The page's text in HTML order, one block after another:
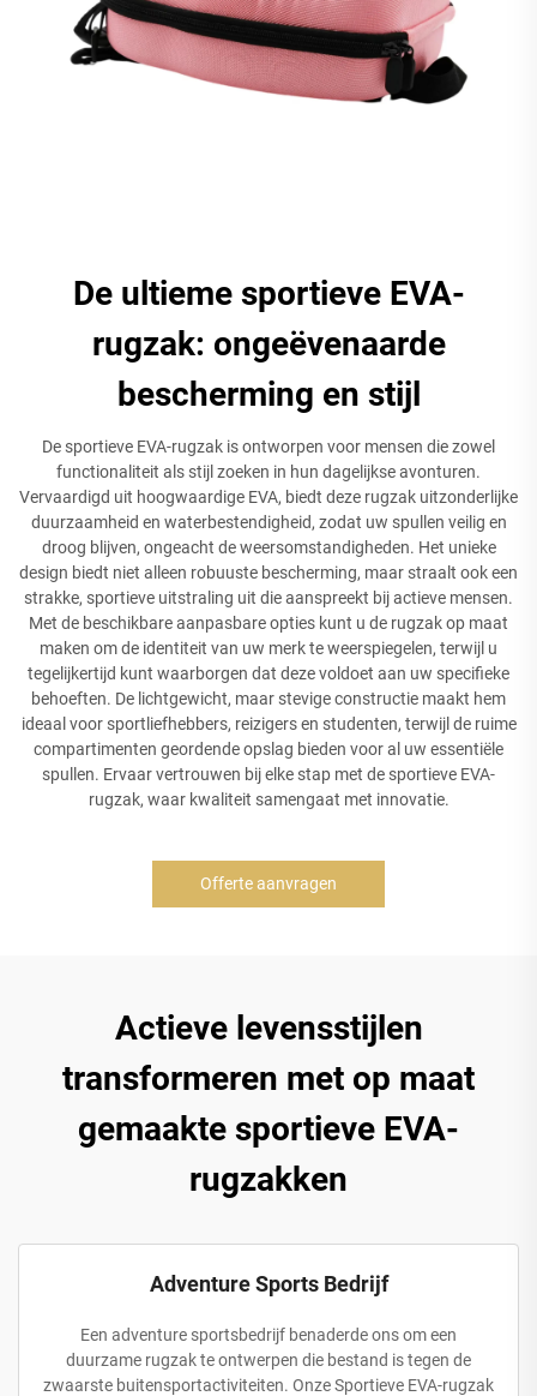
De ultieme sportieve EVA-
rugzak: ongeëvenaarde
bescherming en stijl
De sportieve EVA-rugzak is ontworpen voor mensen die zowel
functionaliteit als stijl zoeken in hun dagelijkse avonturen.
Vervaardigd uit hoogwaardige EVA, biedt deze rugzak uitzonderlijke
duurzaamheid en waterbestendigheid, zodat uw spullen veilig en
droog blijven, ongeacht de weersomstandigheden. Het unieke
design biedt niet alleen robuuste bescherming, maar straalt ook een
strakke, sportieve uitstraling uit die aanspreekt bij actieve mensen.
Met de beschikbare aanpasbare opties kunt u de rugzak op maat
maken om de identiteit van uw merk te weerspiegelen, terwijl u
tegelijkertijd kunt waarborgen dat deze voldoet aan uw specifieke
behoeften. De lichtgewicht, maar stevige constructie maakt hem
ideaal voor sportliefhebbers, reizigers en studenten, terwijl de ruime
compartimenten geordende opslag bieden voor al uw essentiële
spullen. Ervaar vertrouwen bij elke stap met de sportieve EVA-
rugzak, waar kwaliteit samengaat met innovatie.
Offerte aanvragen
Actieve levensstijlen
transformeren met op maat
gemaakte sportieve EVA-
rugzakken
Adventure Sports Bedrijf
Een adventure sportsbedrijf benaderde ons om een
duurzame rugzak te ontwerpen die bestand is tegen de
zwaarste buitensportactiviteiten. Onze Sportieve EVA-rugzak